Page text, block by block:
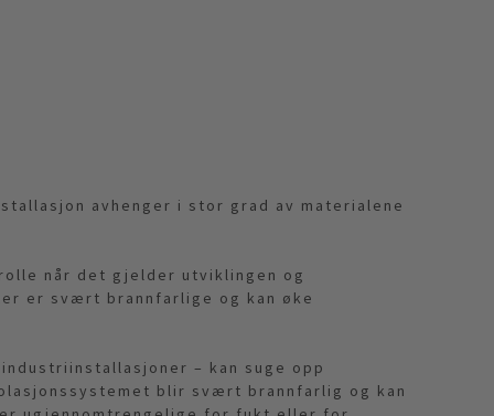
avhenger i stor grad av materialene
når det gjelder utviklingen og
er svært brannfarlige og kan øke
– kan suge opp
blir svært brannfarlig og kan